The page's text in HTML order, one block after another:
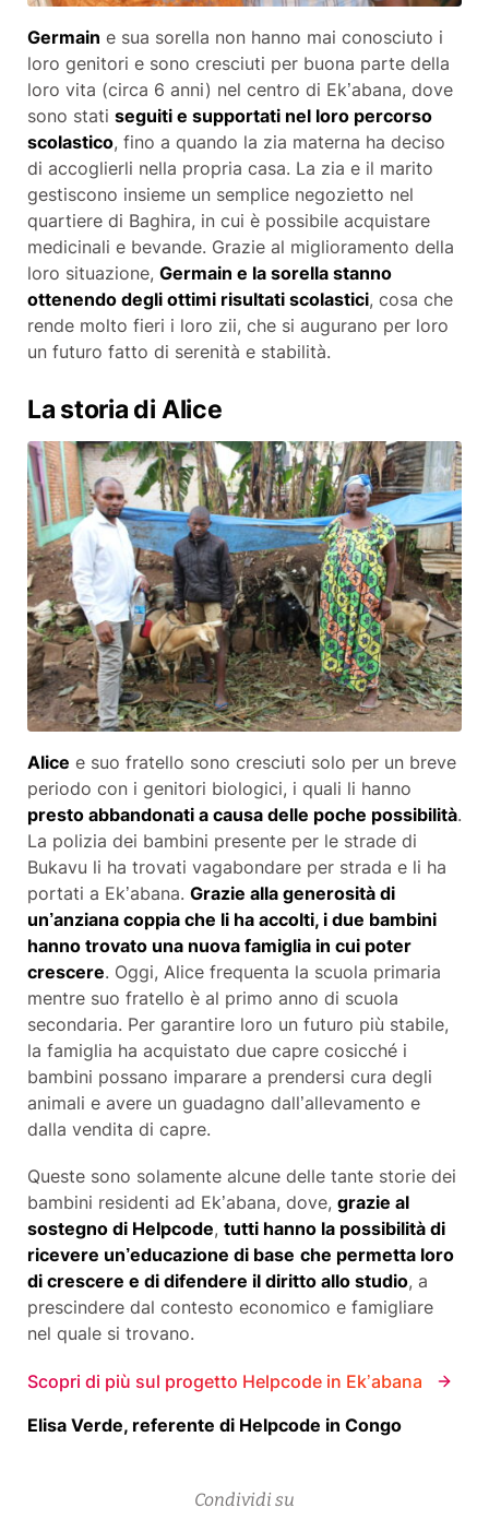
Germain e sua sorella non hanno mai conosciuto i
loro genitori e sono cresciuti per buona parte della
loro vita (circa 6 anni) nel centro di Ek’abana, dove
sono stati seguiti e supportati nel loro percorso
scolastico, fino a quando la zia materna ha deciso
di accoglierli nella propria casa. La zia e il marito
gestiscono insieme un semplice negozietto nel
quartiere di Baghira, in cui è possibile acquistare
medicinali e bevande. Grazie al miglioramento della
loro situazione, Germain e la sorella stanno
ottenendo degli ottimi risultati scolastici, cosa che
rende molto fieri i loro zii, che si augurano per loro
un futuro fatto di serenità e stabilità.
La storia di Alice
Alice e suo fratello sono cresciuti solo per un breve
periodo con i genitori biologici, i quali li hanno
presto abbandonati a causa delle poche possibilità.
La polizia dei bambini presente per le strade di
Bukavu li ha trovati vagabondare per strada e li ha
portati a Ek’abana. Grazie alla generosità di
un’anziana coppia che li ha accolti, i due bambini
hanno trovato una nuova famiglia in cui poter
crescere. Oggi, Alice frequenta la scuola primaria
mentre suo fratello è al primo anno di scuola
secondaria. Per garantire loro un futuro più stabile,
la famiglia ha acquistato due capre cosicché i
bambini possano imparare a prendersi cura degli
animali e avere un guadagno dall’allevamento e
dalla vendita di capre.
Queste sono solamente alcune delle tante storie dei
bambini residenti ad Ek’abana, dove, grazie al
sostegno di Helpcode, tutti hanno la possibilità di
ricevere un’educazione di base che permetta loro
di crescere e di difendere il diritto allo studio, a
prescindere dal contesto economico e famigliare
nel quale si trovano.
Scopri di più sul progetto Helpcode in Ek’abana
Elisa Verde, referente di Helpcode in Congo
Condividi su